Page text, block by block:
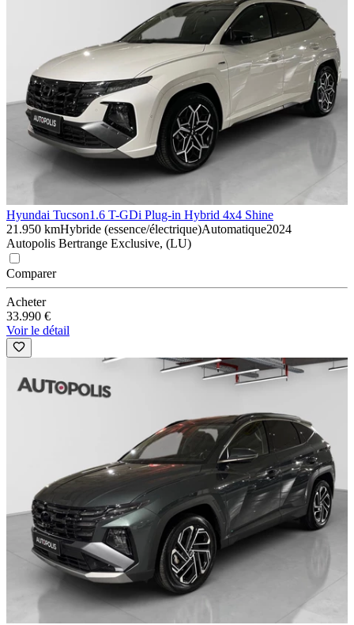
Hyundai Tucson1.6 T-GDi Plug-in Hybrid 4x4 Shine
21.950 kmHybride (essence/électrique)Automatique2024
Autopolis Bertrange Exclusive, (LU)
Comparer
Acheter
33.990 €
Voir le détail